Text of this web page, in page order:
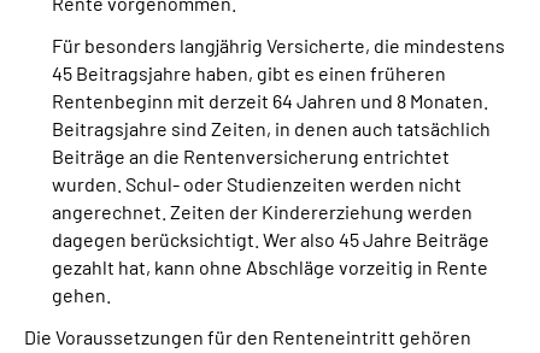
Für besonders langjährig Versicherte, die mindestens
45 Beitragsjahre haben, gibt es einen früheren
Rentenbeginn mit derzeit 64 Jahren und 8 Monaten.
Beitragsjahre sind Zeiten, in denen auch tatsächlich
Beiträge an die Rentenversicherung entrichtet
wurden. Schul- oder Studienzeiten werden nicht
angerechnet. Zeiten der Kindererziehung werden
dagegen berücksichtigt. Wer also 45 Jahre Beiträge
gezahlt hat, kann ohne Abschläge vorzeitig in Rente
gehen.
Die Voraussetzungen für den Renteneintritt gehören